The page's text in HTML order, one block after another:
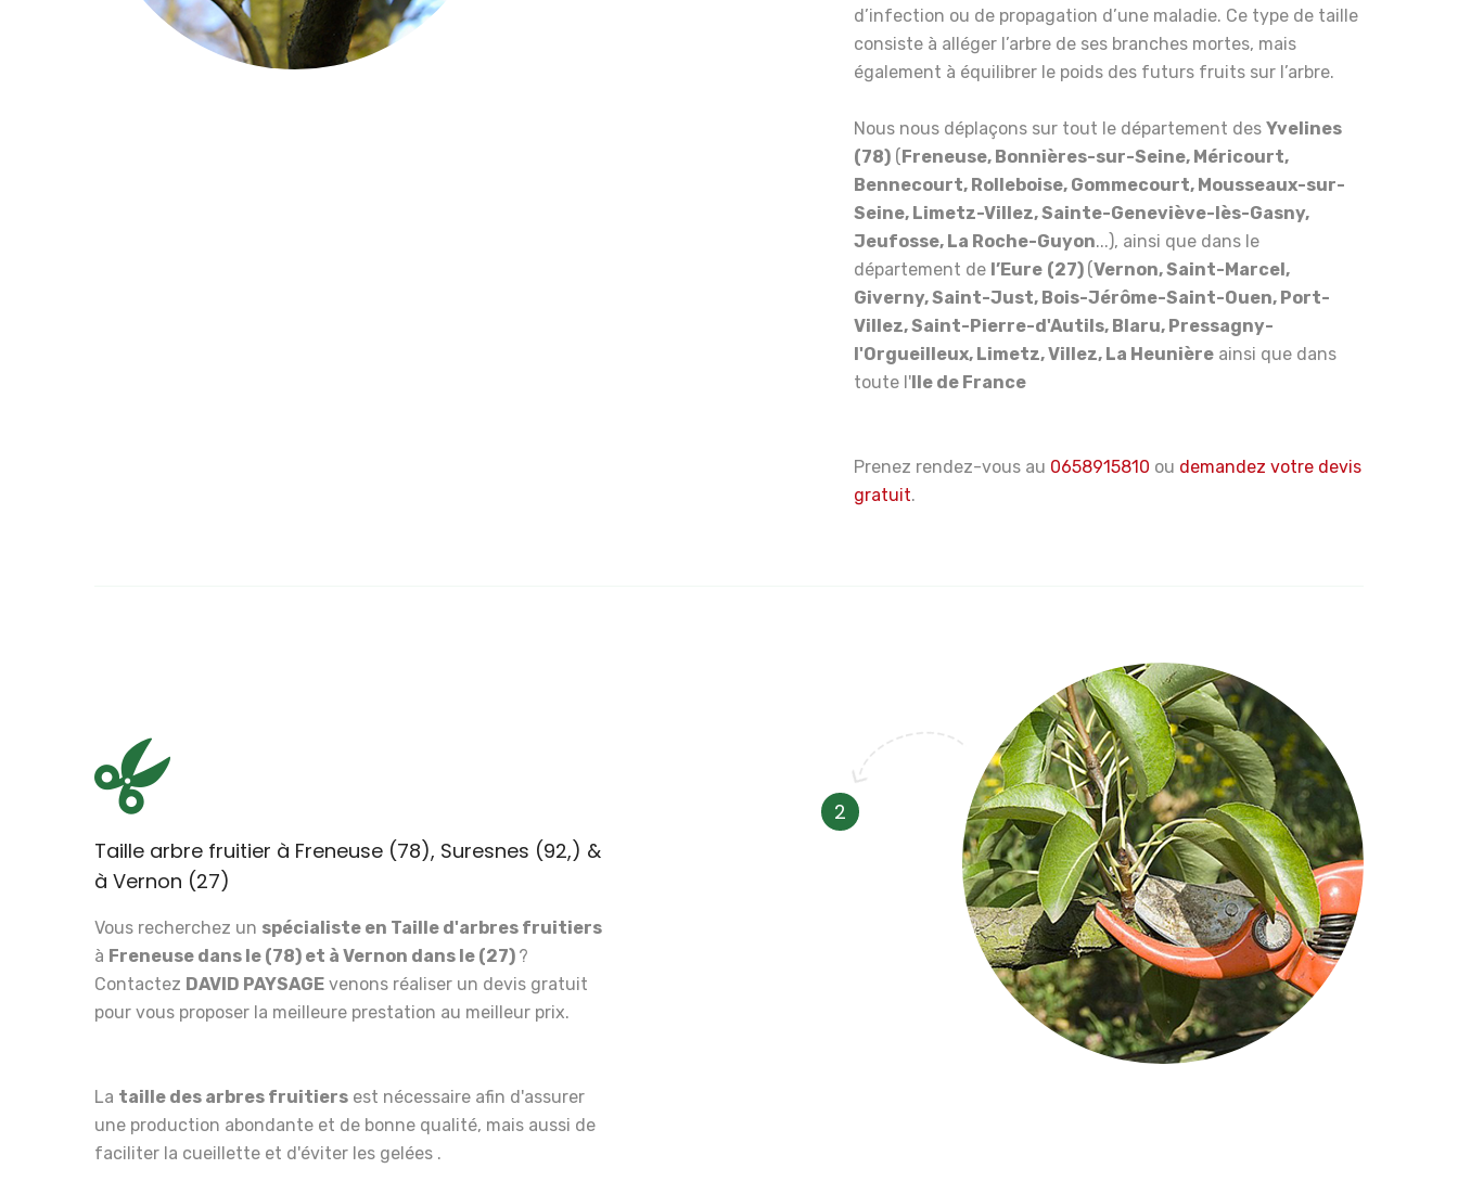
d’infection ou de propagation d’une maladie. Ce type de taille
consiste à alléger l’arbre de ses branches mortes, mais
également à équilibrer le poids des futurs fruits sur l’arbre.
Nous nous déplaçons sur tout le département des Yvelines
(78) ( Freneuse, Bonnières-sur-Seine, Méricourt,
Bennecourt, Rolleboise, Gommecourt, Mousseaux-sur-
Seine, Limetz-Villez, Sainte-Geneviève-lès-Gasny,
Jeufosse, La Roche-Guyon...), ainsi que dans le
département de l’Eure (27) (Vernon, Saint-Marcel,
Giverny, Saint-Just, Bois-Jérôme-Saint-Ouen, Port-
Villez, Saint-Pierre-d'Autils, Blaru, Pressagny-
l'Orgueilleux, Limetz, Villez, La Heunière ainsi que dans
toute l' Ile de France
Prenez rendez-vous au 0658915810 ou demandez votre devis
gratuit.
2
Taille arbre fruitier à Freneuse (78), Suresnes (92,) &
à Vernon (27)
Vous recherchez un spécialiste en Taille d'arbres fruitiers
à Freneuse dans le (78) et à Vernon dans le (27) ?
Contactez DAVID PAYSAGE venons réaliser un devis gratuit
pour vous proposer la meilleure prestation au meilleur prix.
La taille des arbres fruitiers est nécessaire afin d'assurer
une production abondante et de bonne qualité, mais aussi de
faciliter la cueillette et d'éviter les gelées .